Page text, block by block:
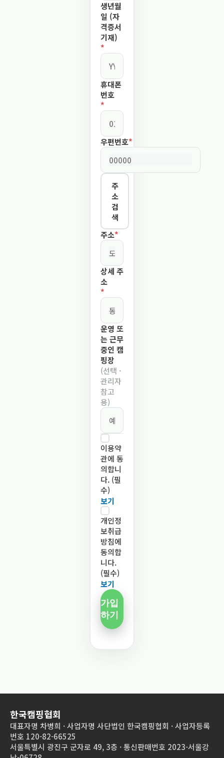
생년월
일 (자
격증서
기재)
*
휴대폰
번호
*
우편번호*
주
소
검
색
주소*
상세 주
소
*
운영 또
는 근무
중인 캠
핑장
(선택 ·
관리자
참고
용)
이용약
관에 동
의합니
다. (필
수)
보기
개인정
보취급
방침에
동의합
니다.
(필수)
보기
가입
하기
한국캠핑협회
대표자명 차병희 · 사업자명 사단법인 한국캠핑협회 · 사업자등록
번호 120-82-66525
서울특별시 광진구 군자로 49, 3층 · 통신판매번호 2023-서울강